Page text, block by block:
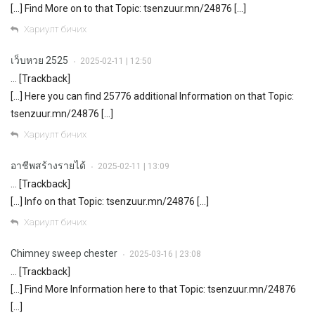
[…] Find More on to that Topic: tsenzuur.mn/24876 […]
Хариулт бичих
เว็บหวย 2525 • 2025-02-11 | 12:50
… [Trackback]
[…] Here you can find 25776 additional Information on that Topic:
tsenzuur.mn/24876 […]
Хариулт бичих
อาชีพสร้างรายได้ • 2025-02-11 | 13:09
… [Trackback]
[…] Info on that Topic: tsenzuur.mn/24876 […]
Хариулт бичих
Chimney sweep chester • 2025-03-16 | 23:08
… [Trackback]
[…] Find More Information here to that Topic: tsenzuur.mn/24876
[…]